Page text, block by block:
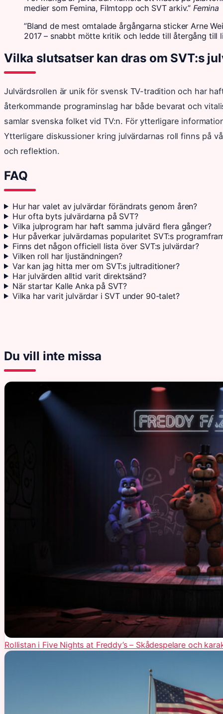
medier som Femina, Filmtopp och SVT arkiv.” Femina
”Bland de mest omtalade årgångarna sticker Arne
2017 – snabbt mötte kritik och ledde till återgång till
Vilka slutsatser kan dras om SVT:s
Julvärdsrollen är unik för svensk TV-tradition och har
återkommande programinslag har både bevarat och
samlar svenska folket vid TV:n. För ytterligare
Ytterligare diskussioner kring julvärdarnas roll finns på
och reflektion.
FAQ
Hur har valet av julvärdar förändrats genom åren?
Hur ofta byts julvärdarna på SVT?
Vilka julprogram har haft samma julvärd flera gånger?
Hur påverkar julvärdarnas popularitet SVT:s
Finns det någon officiell lista över SVT:s julvärdar?
Vilken roll har ljuständningen?
Var kan jag hitta mer om SVT:s jultraditioner?
Har julvärden alltid varit direktsänd?
När startar Kalle Anka på SVT?
Vilka har varit julvärdar i SVT under 90-talet?
Du vill inte missa
Rollistan i Five Nights at Freddy’s – Skådespelare och